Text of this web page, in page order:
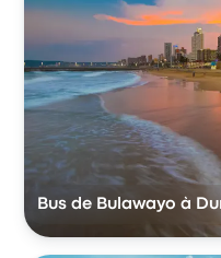
Bus de Bulawayo à